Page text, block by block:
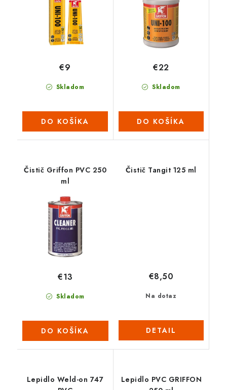
Skladom
€9
DO KOŠÍKA
Skladom
€22
DO KOŠÍKA
Čistič Griffon PVC 250
ml
Skladom
€13
DO KOŠÍKA
Čistič Tangit 125 ml
Na dotaz
€8,50
DETAIL
Lepidlo Weld-on 747
Lepidlo PVC GRIFFON